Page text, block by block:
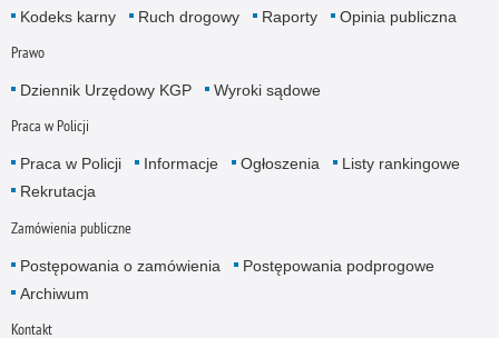
Kodeks karny
Ruch drogowy Raporty Opinia publiczna
Prawo
Dziennik Urzędowy KGP Wyroki sądowe
Praca w Policji
Praca w Policji Informacje Ogłoszenia
Listy rankingowe
Rekrutacja
Zamówienia publiczne
Postępowania o zamówienia
Postępowania podprogowe
Archiwum
Kontakt